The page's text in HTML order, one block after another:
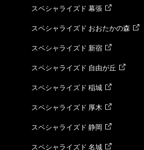
スペシャライズド 幕張
スペシャライズド おおたかの森
スペシャライズド 新宿
スペシャライズド 自由が丘
スペシャライズド 稲城
スペシャライズド 厚木
スペシャライズド 静岡
スペシャライズド 名城